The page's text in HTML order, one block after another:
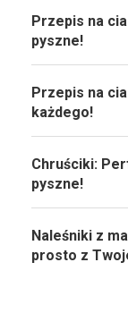
Przepis na
pyszne!
Przepis na
każdego!
Chruściki:
pyszne!
Naleśniki z
prosto z